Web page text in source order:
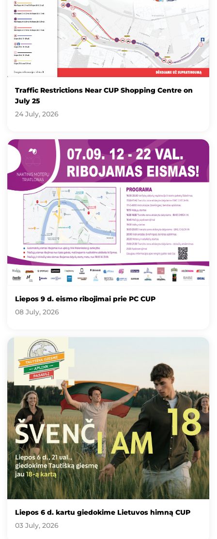
Traffic Restrictions Near CUP Shopping Centre on
July 25
24 July, 2026
Liepos 9 d. eismo ribojimai prie PC CUP
08 July, 2026
Liepos 6 d. kartu giedokime Lietuvos himną CUP
03 July, 2026